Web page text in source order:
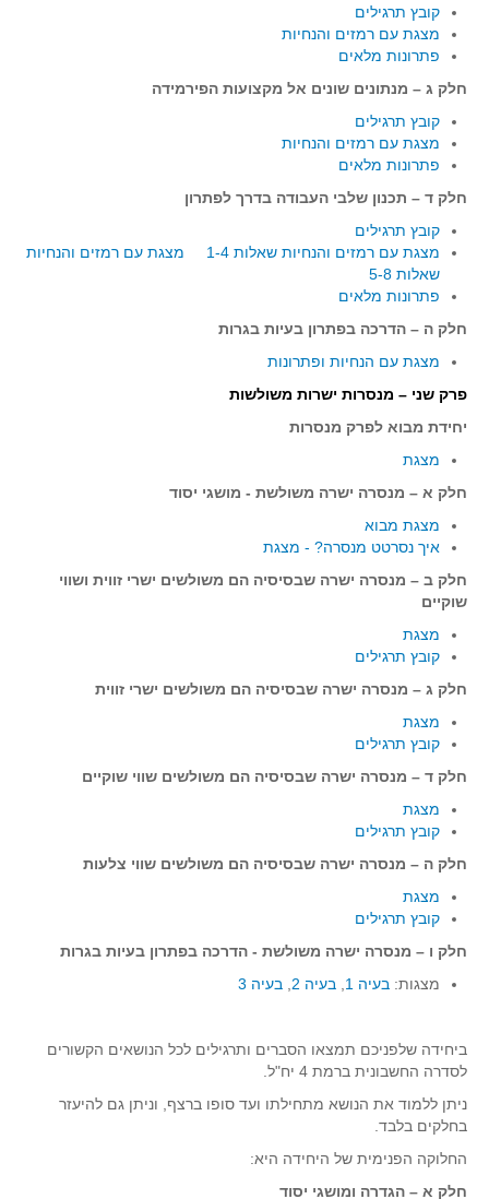
פונקציה ריבועית
פונקצית הערך המוחלט
פונקציה רציונאלית
פונקציה מעריכית ולוגריתמית
קעירות ונקודות פיתול
במבט נוסף
מרובעים
משולשים
המעגל פיצוחים
גאומטריית המרחב
גאומטריה אנליטית
טריגונומטריה
שונות
יצירה
כתב עת על"ה - עלון למורי המתמטיקה
תחרויות
תחרות קנגורו ישראל - תש"ף
בואו נשחק מתמטיקה תשע"ט
בואו נשחק מתמטיקה תשע"ו
בואו נשחק מתמטיקה תשע"ז
בואו נשחק מתמטיקה תשע"ה
קובץ תרגילים
מצגת עם רמזים והנחיות
פתרונות מלאים
חלק ג – מנתונים שונים אל מקצועות הפירמידה
קובץ תרגילים
מצגת עם רמזים והנחיות
פתרונות מלאים
חלק ד – תכנון שלבי העבודה בדרך לפתרון
קובץ תרגילים
מצגת עם רמזים והנחיות שאלות 1-4
מצגת עם רמזים והנחיות
שאלות 5-8
פתרונות מלאים
חלק ה – הדרכה בפתרון בעיות בגרות
מצגת עם הנחיות ופתרונות
פרק שני – מנסרות ישרות משולשות
יחידת מבוא לפרק מנסרות
מצגת
חלק א – מנסרה ישרה משולשת - מושגי יסוד
מצגת מבוא
איך נסרטט מנסרה? - מצגת
חלק ב – מנסרה ישרה שבסיסיה הם משולשים ישרי זווית ושווי
שוקיים
מצגת
קובץ תרגילים
חלק ג – מנסרה ישרה שבסיסיה הם משולשים ישרי זווית
מצגת
קובץ תרגילים
חלק ד – מנסרה ישרה שבסיסיה הם משולשים שווי שוקיים
מצגת
קובץ תרגילים
חלק ה – מנסרה ישרה שבסיסיה הם משולשים שווי צלעות
מצגת
קובץ תרגילים
חלק ו – מנסרה ישרה משולשת - הדרכה בפתרון בעיות בגרות
מצגות: בעיה 1 בעיה 2 בעיה 3
ביחידה שלפניכם תמצאו הסברים ותרגילים לכל הנושאים הקשורים
לסדרה החשבונית ברמת 4 יח"ל.
ניתן ללמוד את הנושא מתחילתו ועד סופו ברצף, וניתן גם להיעזר
בחלקים בלבד.
החלוקה הפנימית של היחידה היא:
חלק א – הגדרה ומושגי יסוד